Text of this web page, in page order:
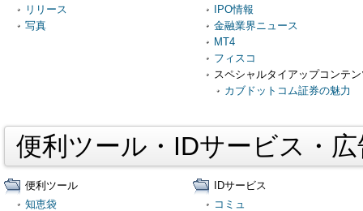
リリース
写真
IPO情報
金融業界ニュース
MT4
フィスコ
スペシャルタイアップコンテ
カブドットコム証券の魅力
便利ツール・IDサービス・
便利ツール
知恵袋
IDサービス
コミュ